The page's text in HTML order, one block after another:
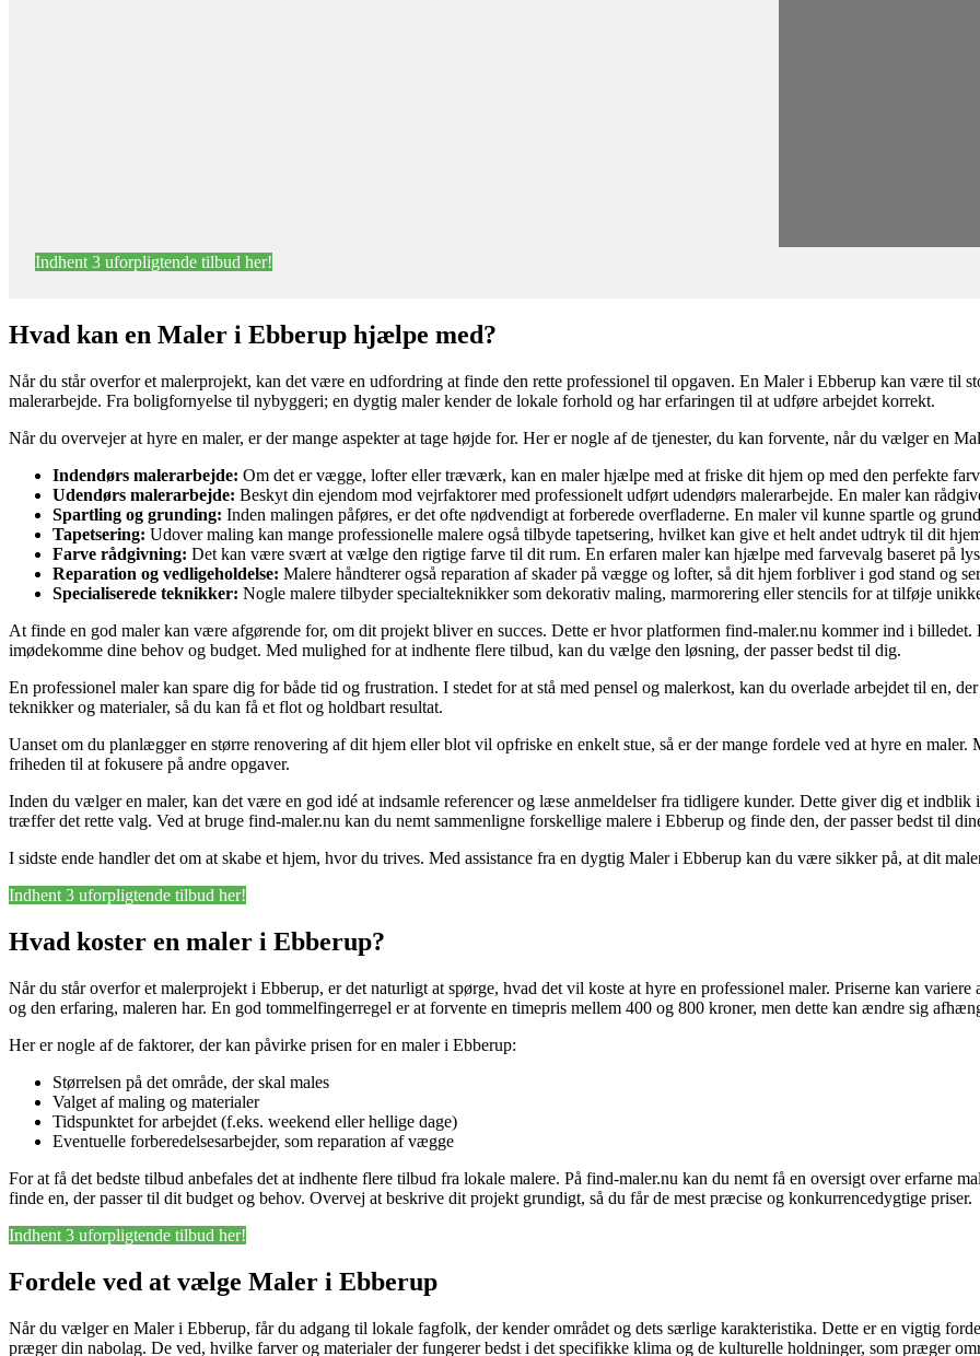
Indhent 3 uforpligtende tilbud her!
Hvad kan en Maler i Ebberup hjælpe med?
Når du står overfor et malerprojekt, kan det være en udfordring at finde den rette professionel til opgaven. En Maler i Ebberup kan være til
malerarbejde. Fra boligfornyelse til nybyggeri; en dygtig maler kender de lokale forhold og har erfaringen til at udføre arbejdet korrekt.
Når du overvejer at hyre en maler, er der mange aspekter at tage højde for. Her er nogle af de tjenester, du kan forvente, når du vælger en
Indendørs malerarbejde: Om det er vægge, lofter eller træværk, kan en maler hjælpe med at friske dit hjem op med den perfekte
Udendørs malerarbejde: Beskyt din ejendom mod vejrfaktorer med professionelt udført udendørs malerarbejde. En maler kan
Spartling og grunding: Inden malingen påføres, er det ofte nødvendigt at forberede overfladerne. En maler vil kunne spartle og
Tapetsering: Udover maling kan mange professionelle malere også tilbyde tapetsering, hvilket kan give et helt andet udtryk til dit
Farve rådgivning: Det kan være svært at vælge den rigtige farve til dit rum. En erfaren maler kan hjælpe med farvevalg baseret på
Reparation og vedligeholdelse: Malere håndterer også reparation af skader på vægge og lofter, så dit hjem forbliver i god stand og
Specialiserede teknikker: Nogle malere tilbyder specialteknikker som dekorativ maling, marmorering eller stencils for at tilføje
At finde en god maler kan være afgørende for, om dit projekt bliver en succes. Dette er hvor platformen find-maler.nu kommer ind i
imødekomme dine behov og budget. Med mulighed for at indhente flere tilbud, kan du vælge den løsning, der passer bedst til dig.
En professionel maler kan spare dig for både tid og frustration. I stedet for at stå med pensel og malerkost, kan du overlade arbejdet til en,
teknikker og materialer, så du kan få et flot og holdbart resultat.
Uanset om du planlægger en større renovering af dit hjem eller blot vil opfriske en enkelt stue, så er der mange fordele ved at hyre en maler.
friheden til at fokusere på andre opgaver.
Inden du vælger en maler, kan det være en god idé at indsamle referencer og læse anmeldelser fra tidligere kunder. Dette giver dig et
træffer det rette valg. Ved at bruge find-maler.nu kan du nemt sammenligne forskellige malere i Ebberup og finde den, der passer bedst til
I sidste ende handler det om at skabe et hjem, hvor du trives. Med assistance fra en dygtig Maler i Ebberup kan du være sikker på, at dit
Indhent 3 uforpligtende tilbud her!
Hvad koster en maler i Ebberup?
Når du står overfor et malerprojekt i Ebberup, er det naturligt at spørge, hvad det vil koste at hyre en professionel maler. Priserne kan
og den erfaring, maleren har. En god tommelfingerregel er at forvente en timepris mellem 400 og 800 kroner, men dette kan ændre sig
Her er nogle af de faktorer, der kan påvirke prisen for en maler i Ebberup:
Størrelsen på det område, der skal males
Valget af maling og materialer
Tidspunktet for arbejdet (f.eks. weekend eller hellige dage)
Eventuelle forberedelsesarbejder, som reparation af vægge
For at få det bedste tilbud anbefales det at indhente flere tilbud fra lokale malere. På find-maler.nu kan du nemt få en oversigt over erfarne
finde en, der passer til dit budget og behov. Overvej at beskrive dit projekt grundigt, så du får de mest præcise og konkurrencedygtige priser.
Indhent 3 uforpligtende tilbud her!
Fordele ved at vælge Maler i Ebberup
Når du vælger en Maler i Ebberup, får du adgang til lokale fagfolk, der kender området og dets særlige karakteristika. Dette er en vigtig
præger din nabolag. De ved, hvilke farver og materialer der fungerer bedst i det specifikke klima og de kulturelle holdninger, som præger